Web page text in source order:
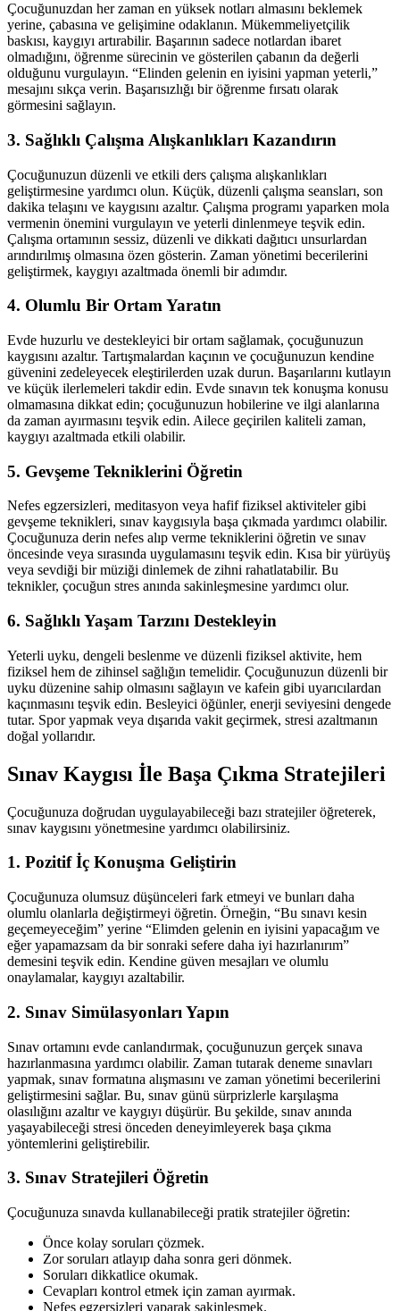
Çocuğunuzdan her zaman en yüksek notları almasını beklemek
yerine, çabasına ve gelişimine odaklanın. Mükemmeliyetçilik
baskısı, kaygıyı artırabilir. Başarının sadece notlardan ibaret
olmadığını, öğrenme sürecinin ve gösterilen çabanın da değerli
olduğunu vurgulayın. “Elinden gelenin en iyisini yapman yeterli,”
mesajını sıkça verin. Başarısızlığı bir öğrenme fırsatı olarak
görmesini sağlayın.
3. Sağlıklı Çalışma Alışkanlıkları Kazandırın
Çocuğunuzun düzenli ve etkili ders çalışma alışkanlıkları
geliştirmesine yardımcı olun. Küçük, düzenli çalışma seansları, son
dakika telaşını ve kaygısını azaltır. Çalışma programı yaparken mola
vermenin önemini vurgulayın ve yeterli dinlenmeye teşvik edin.
Çalışma ortamının sessiz, düzenli ve dikkati dağıtıcı unsurlardan
arındırılmış olmasına özen gösterin. Zaman yönetimi becerilerini
geliştirmek, kaygıyı azaltmada önemli bir adımdır.
4. Olumlu Bir Ortam Yaratın
Evde huzurlu ve destekleyici bir ortam sağlamak, çocuğunuzun
kaygısını azaltır. Tartışmalardan kaçının ve çocuğunuzun kendine
güvenini zedeleyecek eleştirilerden uzak durun. Başarılarını kutlayın
ve küçük ilerlemeleri takdir edin. Evde sınavın tek konuşma konusu
olmamasına dikkat edin; çocuğunuzun hobilerine ve ilgi alanlarına
da zaman ayırmasını teşvik edin. Ailece geçirilen kaliteli zaman,
kaygıyı azaltmada etkili olabilir.
5. Gevşeme Tekniklerini Öğretin
Nefes egzersizleri, meditasyon veya hafif fiziksel aktiviteler gibi
gevşeme teknikleri, sınav kaygısıyla başa çıkmada yardımcı olabilir.
Çocuğunuza derin nefes alıp verme tekniklerini öğretin ve sınav
öncesinde veya sırasında uygulamasını teşvik edin. Kısa bir yürüyüş
veya sevdiği bir müziği dinlemek de zihni rahatlatabilir. Bu
teknikler, çocuğun stres anında sakinleşmesine yardımcı olur.
6. Sağlıklı Yaşam Tarzını Destekleyin
Yeterli uyku, dengeli beslenme ve düzenli fiziksel aktivite, hem
fiziksel hem de zihinsel sağlığın temelidir. Çocuğunuzun düzenli bir
uyku düzenine sahip olmasını sağlayın ve kafein gibi uyarıcılardan
kaçınmasını teşvik edin. Besleyici öğünler, enerji seviyesini dengede
tutar. Spor yapmak veya dışarıda vakit geçirmek, stresi azaltmanın
doğal yollarıdır.
Sınav Kaygısı İle Başa Çıkma Stratejileri
Çocuğunuza doğrudan uygulayabileceği bazı stratejiler öğreterek,
sınav kaygısını yönetmesine yardımcı olabilirsiniz.
1. Pozitif İç Konuşma Geliştirin
Çocuğunuza olumsuz düşünceleri fark etmeyi ve bunları daha
olumlu olanlarla değiştirmeyi öğretin. Örneğin, “Bu sınavı kesin
geçemeyeceğim” yerine “Elimden gelenin en iyisini yapacağım ve
eğer yapamazsam da bir sonraki sefere daha iyi hazırlanırım”
demesini teşvik edin. Kendine güven mesajları ve olumlu
onaylamalar, kaygıyı azaltabilir.
2. Sınav Simülasyonları Yapın
Sınav ortamını evde canlandırmak, çocuğunuzun gerçek sınava
hazırlanmasına yardımcı olabilir. Zaman tutarak deneme sınavları
yapmak, sınav formatına alışmasını ve zaman yönetimi becerilerini
geliştirmesini sağlar. Bu, sınav günü sürprizlerle karşılaşma
olasılığını azaltır ve kaygıyı düşürür. Bu şekilde, sınav anında
yaşayabileceği stresi önceden deneyimleyerek başa çıkma
yöntemlerini geliştirebilir.
3. Sınav Stratejileri Öğretin
Çocuğunuza sınavda kullanabileceği pratik stratejiler öğretin:
Önce kolay soruları çözmek.
Zor soruları atlayıp daha sonra geri dönmek.
Soruları dikkatlice okumak.
Cevapları kontrol etmek için zaman ayırmak.
Nefes egzersizleri yaparak sakinleşmek.